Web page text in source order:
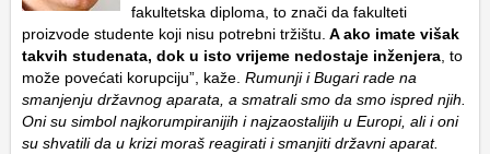
fakultetska diploma, to znači da fakulteti
proizvode studente koji nisu potrebni tržištu. A ako imate višak
takvih studenata, dok u isto vrijeme nedostaje inženjera , to
može povećati korupciju”, kaže. Rumunji i Bugari rade na
smanjenju državnog aparata, a smatrali smo da smo ispred njih.
Oni su simbol najkorumpiranijih i najzaostalijih u Europi, ali i oni
su shvatili da u krizi moraš reagirati i smanjiti državni aparat.